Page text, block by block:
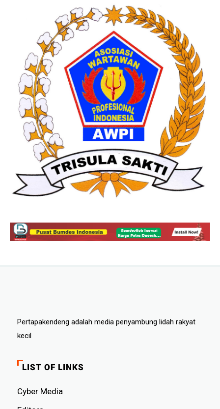
Pertapakendeng adalah media penyambung lidah rakyat
kecil
LIST OF LINKS
Cyber ​​Media